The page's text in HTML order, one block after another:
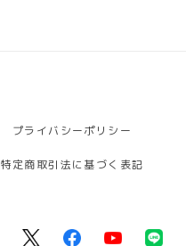
プライバシーポリシー
特定商取引法に基づく表記